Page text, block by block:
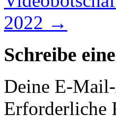
2022 →
Schreibe
Deine E-
Erforderliche